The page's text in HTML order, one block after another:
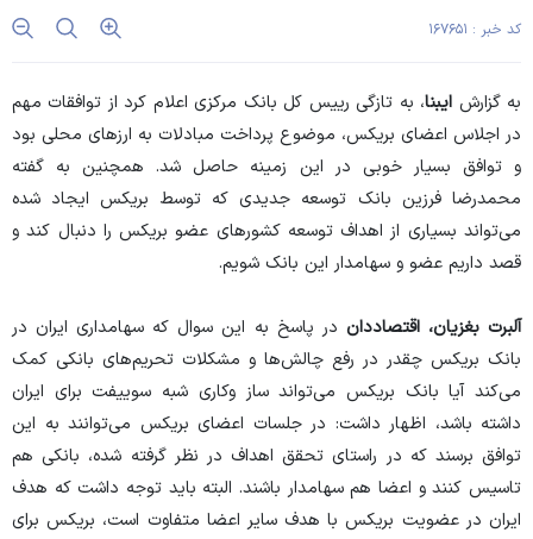
کد خبر : ۱۶۷۶۵۱
به گزارش ایبنا، به تازگی رییس کل بانک مرکزی اعلام کرد از توافقات مهم
در اجلاس اعضای بریکس، موضوع پرداخت مبادلات به ارز‌های محلی بود
و توافق بسیار خوبی در این زمینه حاصل شد. همچنین به گفته
محمدرضا فرزین بانک توسعه جدیدی که توسط بریکس ایجاد شده
می‌تواند بسیاری از اهداف توسعه کشور‌های عضو بریکس را دنبال کند و
قصد داریم عضو و سهامدار این بانک شویم.
آلبرت بغزیان، اقتصاددان در پاسخ به این سوال که سهامداری ایران در
بانک بریکس چقدر در رفع چالش‌ها و مشکلات تحریم‌های بانکی کمک
می‌کند آیا بانک بریکس می‌تواند ساز وکاری شبه سوییفت برای ایران
داشته باشد، اظهار داشت: در جلسات اعضای بریکس می‌توانند به این
توافق برسند که در راستای تحقق اهداف در نظر گرفته شده، بانکی هم
تاسیس کنند و اعضا هم سهامدار باشند. البته باید توجه داشت که هدف
ایران در عضویت بریکس با هدف سایر اعضا متفاوت است، بریکس برای